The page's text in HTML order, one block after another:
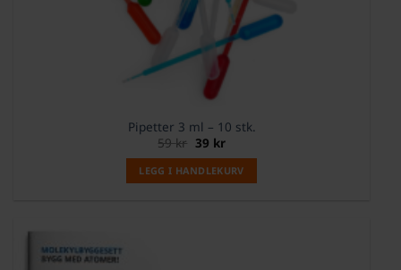
Pipetter 3 ml – 10 stk.
59kr Opprinnelig
var:
59 kr.
39 krNåværende
er:
39 kr.
LEGG I HANDLEKURV